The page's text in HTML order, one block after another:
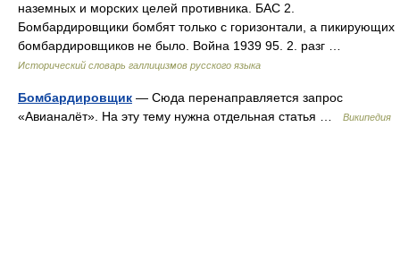
наземных и морских целей противника. БАС 2.
Бомбардировщики бомбят только с горизонтали, а пикирующих
бомбардировщиков не было. Война 1939 95. 2. разг …
Исторический словарь галлицизмов русского языка
Бомбардировщик — Сюда перенаправляется запрос
«Авианалёт». На эту тему нужна отдельная статья …
Википедия